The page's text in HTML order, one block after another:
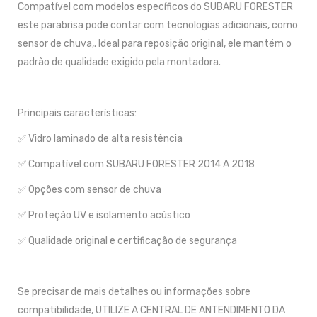
Compatível com modelos específicos do SUBARU FORESTER
este parabrisa pode contar com tecnologias adicionais, como
sensor de chuva,. Ideal para reposição original, ele mantém o
padrão de qualidade exigido pela montadora.
Principais características:
✅ Vidro laminado de alta resistência
✅ Compatível com SUBARU FORESTER 2014 A 2018
✅ Opções com sensor de chuva
✅ Proteção UV e isolamento acústico
✅ Qualidade original e certificação de segurança
Se precisar de mais detalhes ou informações sobre
compatibilidade, UTILIZE A CENTRAL DE ANTENDIMENTO DA